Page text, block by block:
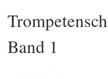
Band 1